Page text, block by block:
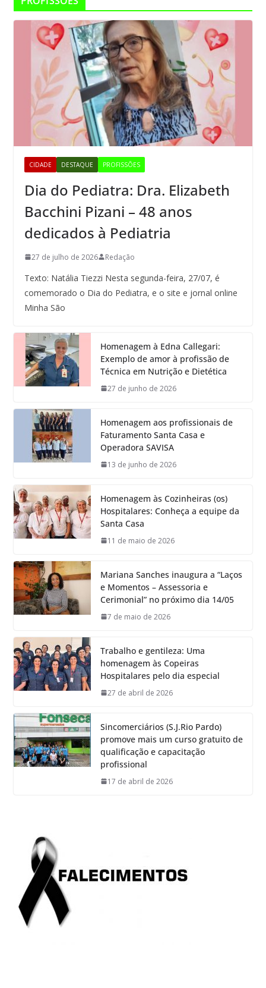
CIDADE DESTAQUE PROFISSÕES
Dia do Pediatra: Dra. Elizabeth
Bacchini Pizani – 48 anos
dedicados à Pediatria
27 de julho de 2026 Redação
Texto: Natália Tiezzi Nesta segunda-feira, 27/07, é
comemorado o Dia do Pediatra, e o site e jornal online
Minha São
Homenagem à Edna Callegari:
Exemplo de amor à profissão de
Técnica em Nutrição e Dietética
27 de junho de 2026
Homenagem aos profissionais de
Faturamento Santa Casa e
Operadora SAVISA
13 de junho de 2026
Homenagem às Cozinheiras (os)
Hospitalares: Conheça a equipe da
Santa Casa
11 de maio de 2026
Mariana Sanches inaugura a “Laços
e Momentos – Assessoria e
Cerimonial” no próximo dia 14/05
7 de maio de 2026
Trabalho e gentileza: Uma
homenagem às Copeiras
Hospitalares pelo dia especial
27 de abril de 2026
Sincomerciários (S.J.Rio Pardo)
promove mais um curso gratuito de
qualificação e capacitação
profissional
17 de abril de 2026